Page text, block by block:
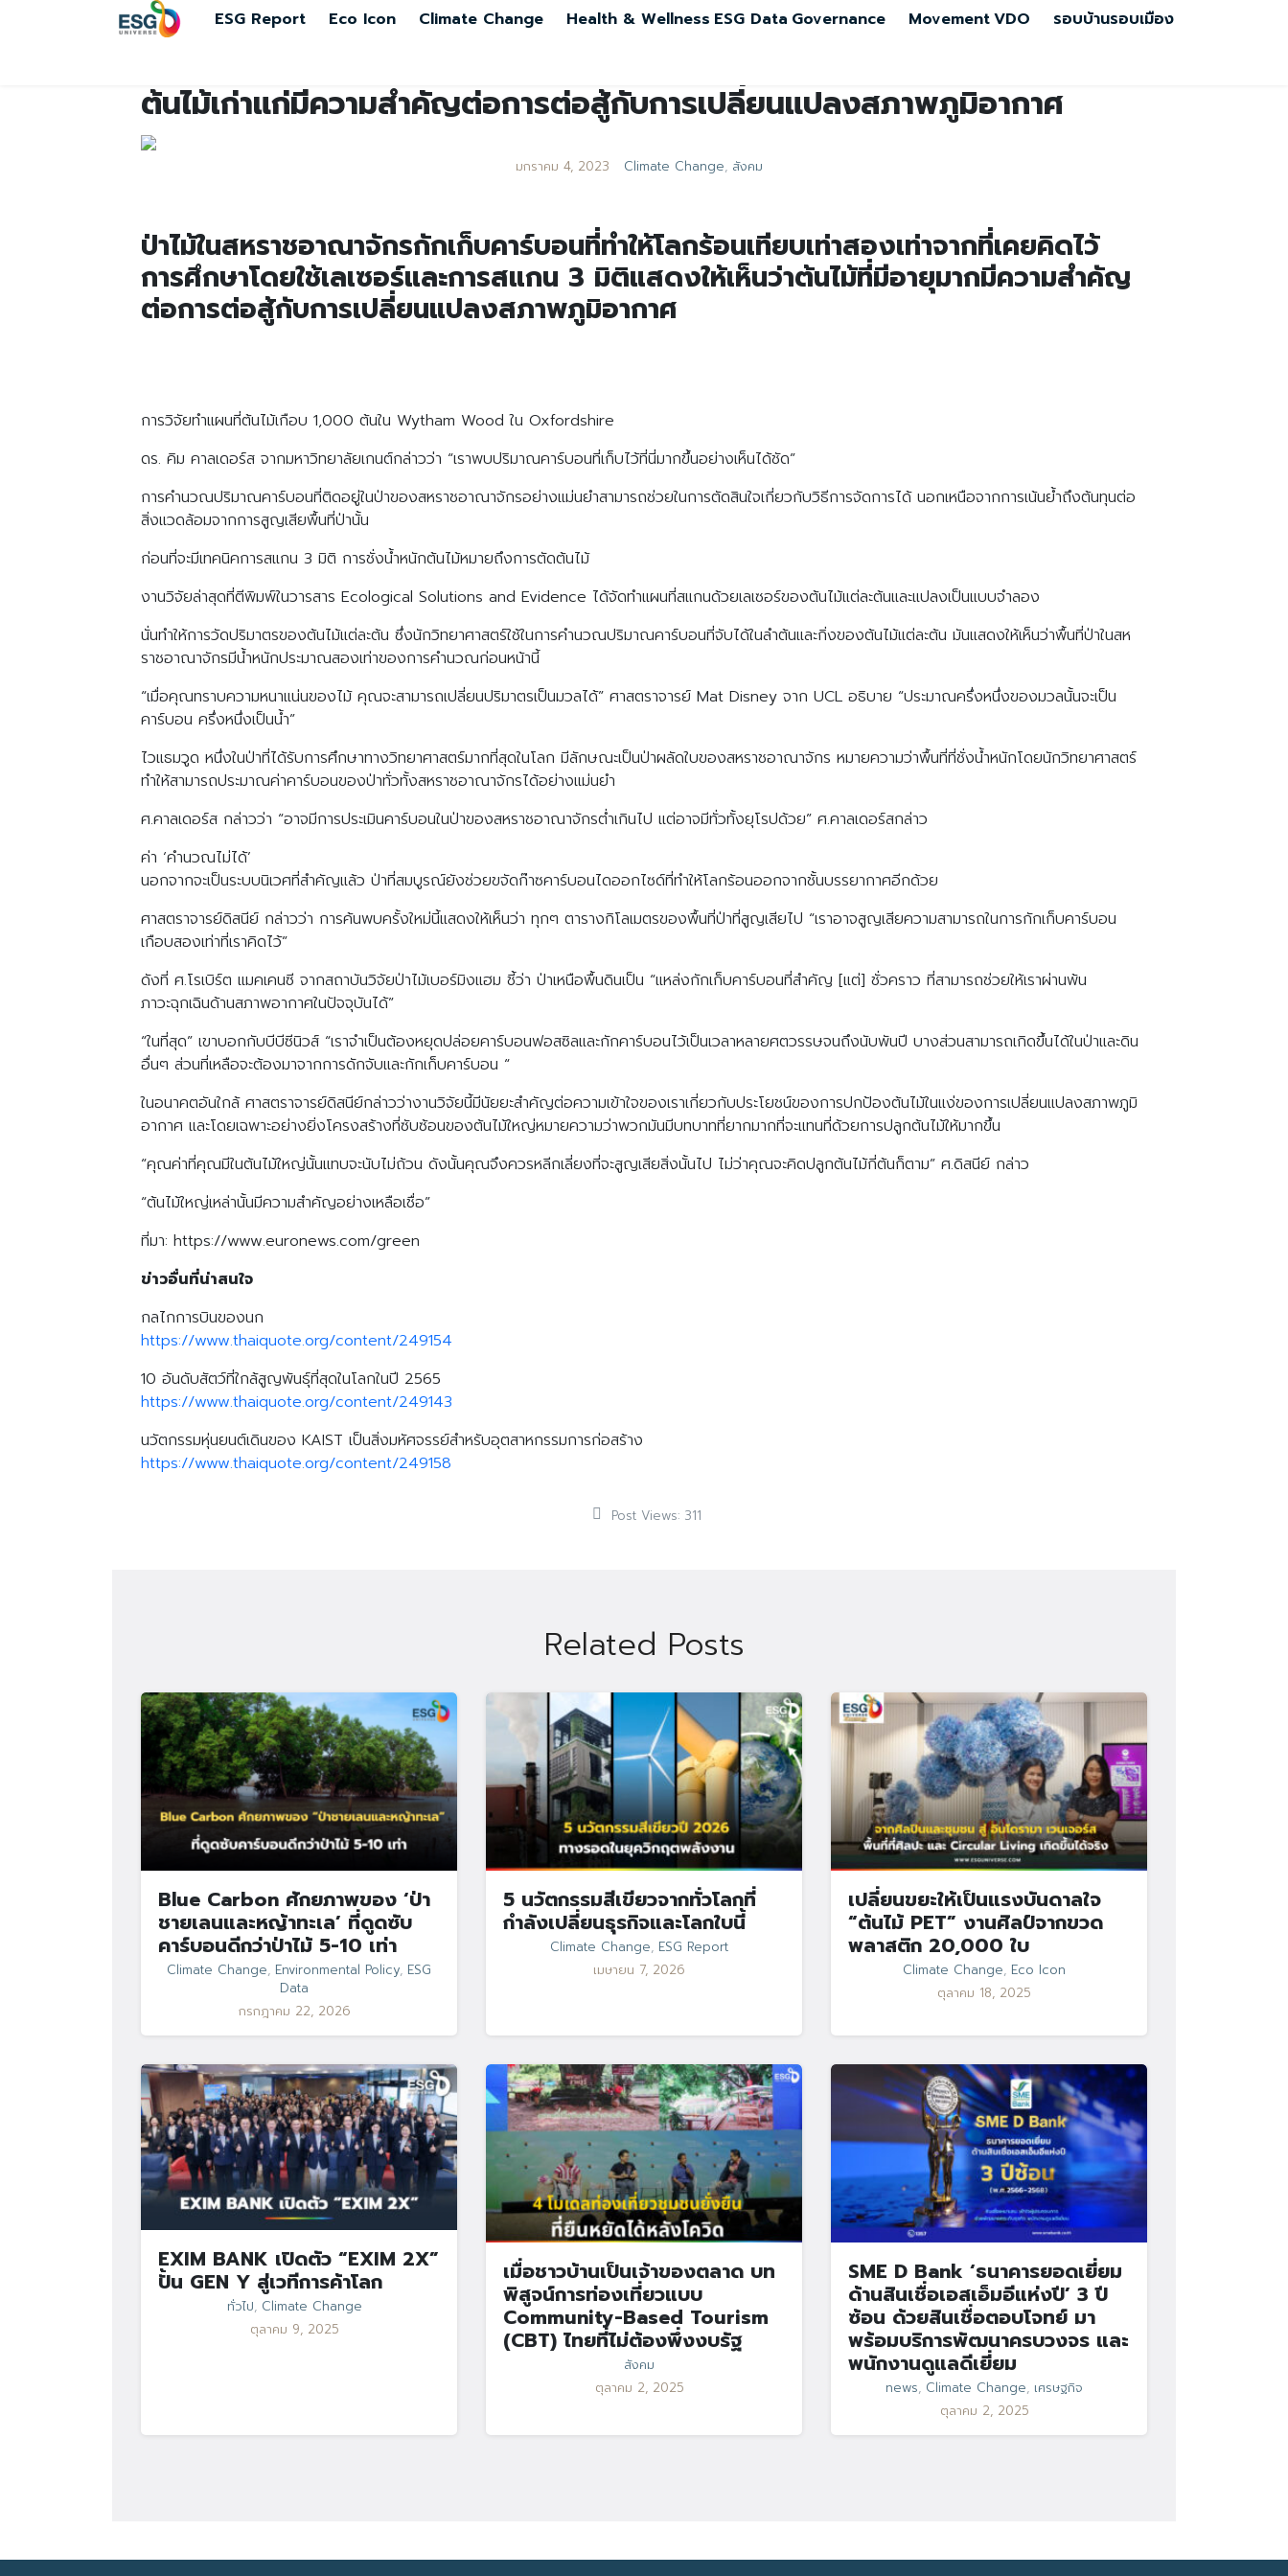
ESG Report Eco Icon Climate Change Health & Wellness ESG Data Governance MovementVDO รอบบ้านรอบเมือง
ต้นไม้เก่าแก่มีความสำคัญต่อการต่อสู้กับการเปลี่ยนแปลงสภาพภูมิอากาศ
มกราคม 4, 2023 Climate Change, สังคม
ป่าไม้ในสหราชอาณาจักรกักเก็บคาร์บอนที่ทำให้โลกร้อนเทียบเท่าสองเท่าจากที่เคยคิดไว้
การศึกษาโดยใช้เลเซอร์และการสแกน 3 มิติแสดงให้เห็นว่าต้นไม้ที่มีอายุมากมีความสำคัญ
ต่อการต่อสู้กับการเปลี่ยนแปลงสภาพภูมิอากาศ
การวิจัยทำแผนที่ต้นไม้เกือบ 1,000 ต้นใน Wytham Wood ใน Oxfordshire
ดร. คิม คาลเดอร์ส จากมหาวิทยาลัยเกนต์กล่าวว่า “เราพบปริมาณคาร์บอนที่เก็บไว้ที่นี่มากขึ้นอย่างเห็นได้ชัด”
การคำนวณปริมาณคาร์บอนที่ติดอยู่ในป่าของสหราชอาณาจักรอย่างแม่นยำสามารถช่วยในการตัดสินใจเกี่ยวกับวิธีการจัดการได้ นอกเหนือจากการเน้นย้ำถึงต้นทุนต่อ
สิ่งแวดล้อมจากการสูญเสียพื้นที่ป่านั้น
ก่อนที่จะมีเทคนิคการสแกน 3 มิติ การชั่งน้ำหนักต้นไม้หมายถึงการตัดต้นไม้
งานวิจัยล่าสุดที่ตีพิมพ์ในวารสาร Ecological Solutions and Evidence ได้จัดทำแผนที่สแกนด้วยเลเซอร์ของต้นไม้แต่ละต้นและแปลงเป็นแบบจำลอง
นั่นทำให้การวัดปริมาตรของต้นไม้แต่ละต้น ซึ่งนักวิทยาศาสตร์ใช้ในการคำนวณปริมาณคาร์บอนที่จับได้ในลำต้นและกิ่งของต้นไม้แต่ละต้น มันแสดงให้เห็นว่าพื้นที่ป่าในสห
ราชอาณาจักรมีน้ำหนักประมาณสองเท่าของการคำนวณก่อนหน้านี้
“เมื่อคุณทราบความหนาแน่นของไม้ คุณจะสามารถเปลี่ยนปริมาตรเป็นมวลได้” ศาสตราจารย์ Mat Disney จาก UCL อธิบาย “ประมาณครึ่งหนึ่งของมวลนั้นจะเป็น
คาร์บอน ครึ่งหนึ่งเป็นน้ำ”
ไวแธมวูด หนึ่งในป่าที่ได้รับการศึกษาทางวิทยาศาสตร์มากที่สุดในโลก มีลักษณะเป็นป่าผลัดใบของสหราชอาณาจักร หมายความว่าพื้นที่ที่ชั่งน้ำหนักโดยนักวิทยาศาสตร์
ทำให้สามารถประมาณค่าคาร์บอนของป่าทั่วทั้งสหราชอาณาจักรได้อย่างแม่นยำ
ศ.คาลเดอร์ส กล่าวว่า “อาจมีการประเมินคาร์บอนในป่าของสหราชอาณาจักรต่ำเกินไป แต่อาจมีทั่วทั้งยุโรปด้วย” ศ.คาลเดอร์สกล่าว
ค่า ‘คำนวณไม่ได้’
นอกจากจะเป็นระบบนิเวศที่สำคัญแล้ว ป่าที่สมบูรณ์ยังช่วยขจัดก๊าซคาร์บอนไดออกไซด์ที่ทำให้โลกร้อนออกจากชั้นบรรยากาศอีกด้วย
ศาสตราจารย์ดิสนีย์ กล่าวว่า การค้นพบครั้งใหม่นี้แสดงให้เห็นว่า ทุกๆ ตารางกิโลเมตรของพื้นที่ป่าที่สูญเสียไป “เราอาจสูญเสียความสามารถในการกักเก็บคาร์บอน
เกือบสองเท่าที่เราคิดไว้”
ดังที่ ศ.โรเบิร์ต แมคเคนซี จากสถาบันวิจัยป่าไม้เบอร์มิงแฮม ชี้ว่า ป่าเหนือพื้นดินเป็น “แหล่งกักเก็บคาร์บอนที่สำคัญ [แต่] ชั่วคราว ที่สามารถช่วยให้เราผ่านพ้น
ภาวะฉุกเฉินด้านสภาพอากาศในปัจจุบันได้”
“ในที่สุด” เขาบอกกับบีบีซีนิวส์ “เราจำเป็นต้องหยุดปล่อยคาร์บอนฟอสซิลและกักคาร์บอนไว้เป็นเวลาหลายศตวรรษจนถึงนับพันปี บางส่วนสามารถเกิดขึ้นได้ในป่าและดิน
อื่นๆ ส่วนที่เหลือจะต้องมาจากการดักจับและกักเก็บคาร์บอน “
ในอนาคตอันใกล้ ศาสตราจารย์ดิสนีย์กล่าวว่างานวิจัยนี้มีนัยยะสำคัญต่อความเข้าใจของเราเกี่ยวกับประโยชน์ของการปกป้องต้นไม้ในแง่ของการเปลี่ยนแปลงสภาพภูมิ
อากาศ และโดยเฉพาะอย่างยิ่งโครงสร้างที่ซับซ้อนของต้นไม้ใหญ่หมายความว่าพวกมันมีบทบาทที่ยากมากที่จะแทนที่ด้วยการปลูกต้นไม้ให้มากขึ้น
“คุณค่าที่คุณมีในต้นไม้ใหญ่นั้นแทบจะนับไม่ถ้วน ดังนั้นคุณจึงควรหลีกเลี่ยงที่จะสูญเสียสิ่งนั้นไป ไม่ว่าคุณจะคิดปลูกต้นไม้กี่ต้นก็ตาม” ศ.ดิสนีย์ กล่าว
“ต้นไม้ใหญ่เหล่านั้นมีความสำคัญอย่างเหลือเชื่อ”
ที่มา: https://www.euronews.com/green
ข่าวอื่นที่น่าสนใจ
กลไกการบินของนก
https://www.thaiquote.org/content/249154
10 อันดับสัตว์ที่ใกล้สูญพันธุ์ที่สุดในโลกในปี 2565
https://www.thaiquote.org/content/249143
นวัตกรรมหุ่นยนต์เดินของ KAIST เป็นสิ่งมหัศจรรย์สำหรับอุตสาหกรรมการก่อสร้าง
https://www.thaiquote.org/content/249158
Post Views: 311
Related Posts
Blue Carbon ศักยภาพของ ‘ป่า
ชายเลนและหญ้าทะเล’ ที่ดูดซับ
คาร์บอนดีกว่าป่าไม้ 5-10 เท่า
Climate Change, Environmental Policy, ESG
Data
กรกฎาคม 22, 2026
5 นวัตกรรมสีเขียวจากทั่วโลกที่
กำลังเปลี่ยนธุรกิจและโลกใบนี้
Climate Change, ESG Report
เมษายน 7, 2026
เปลี่ยนขยะให้เป็นแรงบันดาลใจ
“ต้นไม้ PET” งานศิลป์จากขวด
พลาสติก 20,000 ใบ
Climate Change, Eco Icon
ตุลาคม 18, 2025
EXIM BANK เปิดตัว “EXIM 2X”
ปั้น GEN Y สู่เวทีการค้าโลก
ทั่วไป, Climate Change
ตุลาคม 9, 2025
เมื่อชาวบ้านเป็นเจ้าของตลาด บท
พิสูจน์การท่องเที่ยวแบบ
Community-Based Tourism
(CBT) ไทยที่ไม่ต้องพึ่งงบรัฐ
สังคม
ตุลาคม 2, 2025
SME D Bank ‘ธนาคารยอดเยี่ยม
ด้านสินเชื่อเอสเอ็มอีแห่งปี’ 3 ปี
ซ้อน ด้วยสินเชื่อตอบโจทย์ มา
พร้อมบริการพัฒนาครบวงจร และ
พนักงานดูแลดีเยี่ยม
news, Climate Change, เศรษฐกิจ
ตุลาคม 2, 2025